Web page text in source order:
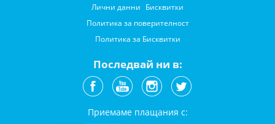
Лични данни Бисквитки
Политика за поверителност
Политика за Бисквитки
Последвай ни в:
Приемаме плащания с: